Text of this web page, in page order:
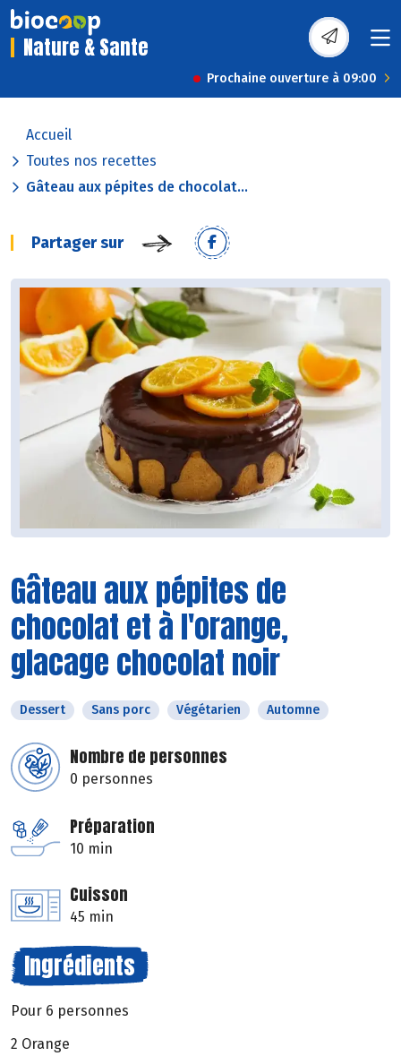
Nature & Sante
Prochaine ouverture à 09:00
Accueil
Toutes nos recettes
Gâteau aux pépites de chocolat...
Partager sur
Gâteau aux pépites de
chocolat et à l'orange,
glacage chocolat noir
Dessert Sans porc Végétarien Automne
Nombre de personnes
0 personnes
Préparation
10 min
Cuisson
45 min
Ingrédients
Pour 6 personnes
2 Orange